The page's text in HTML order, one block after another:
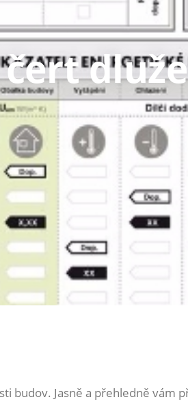
budov. Jasně a přehledně vám